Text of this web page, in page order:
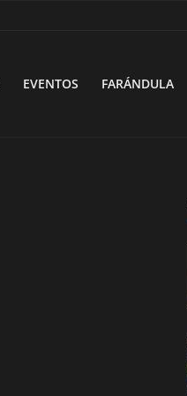
EVENTOS FARÁNDULA